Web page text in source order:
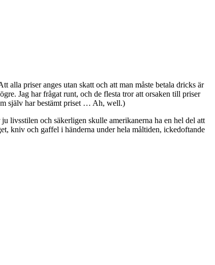
priser anges utan skatt och att man måste betala dricks är
Jag har frågat runt, och de flesta tror att orsaken till priser
själv har bestämt priset … Ah, well.)
livsstilen och säkerligen skulle amerikanerna ha en hel del att
kniv och gaffel i händerna under hela måltiden, ickedoftande